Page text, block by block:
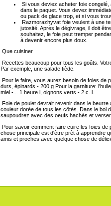
Si vous deviez acheter foie
dans le paquet. Vous devez
ou pack de glace trop, et si vous
Razmorazhyvat foie veulent à une
jutosité. Après le dégivrage, il doit
souhaitez, le foie peut tremper
à devenir encore plus doux.
Que cuisiner
Recettes beaucoup pour tous les goûts.
Par exemple, une salade tiède.
Pour le faire, vous aurez besoin de foies de
durs, épinards - 200 g Pour la garniture:
miel -... 1 heure l, oignons verts - 2 c. l.
Foie de poulet devrait revenir dans le
couleur dorée de tous les côtés. Dans le bol
saupoudrez avec des oeufs hachés et
Pour savoir comment faire cuire les foies
chose principale est d'être prêt à apprendre
amis et proches avec quelque chose de